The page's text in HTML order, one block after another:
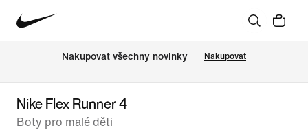
Nakupovat všechny novinky Nakupovat
Nike Flex Runner 4
Boty pro malé děti